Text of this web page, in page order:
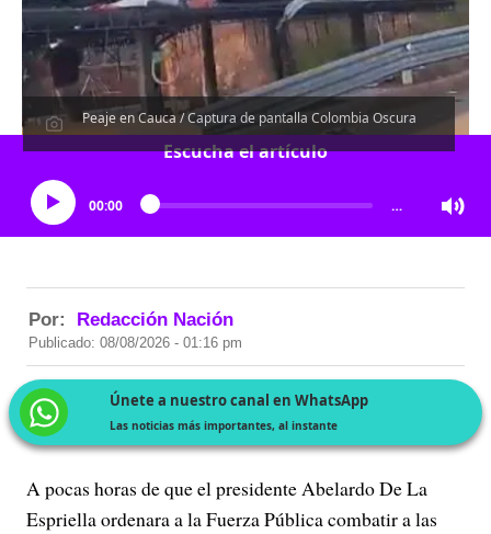
Peaje en Cauca / Captura de pantalla Colombia Oscura
Escucha el artículo
00:00 …
Por: Redacción Nación
Publicado: 08/08/2026 - 01:16 pm
Únete a nuestro canal en WhatsApp
Las noticias más importantes, al instante
A pocas horas de que el presidente Abelardo De La
Espriella ordenara a la Fuerza Pública combatir a las